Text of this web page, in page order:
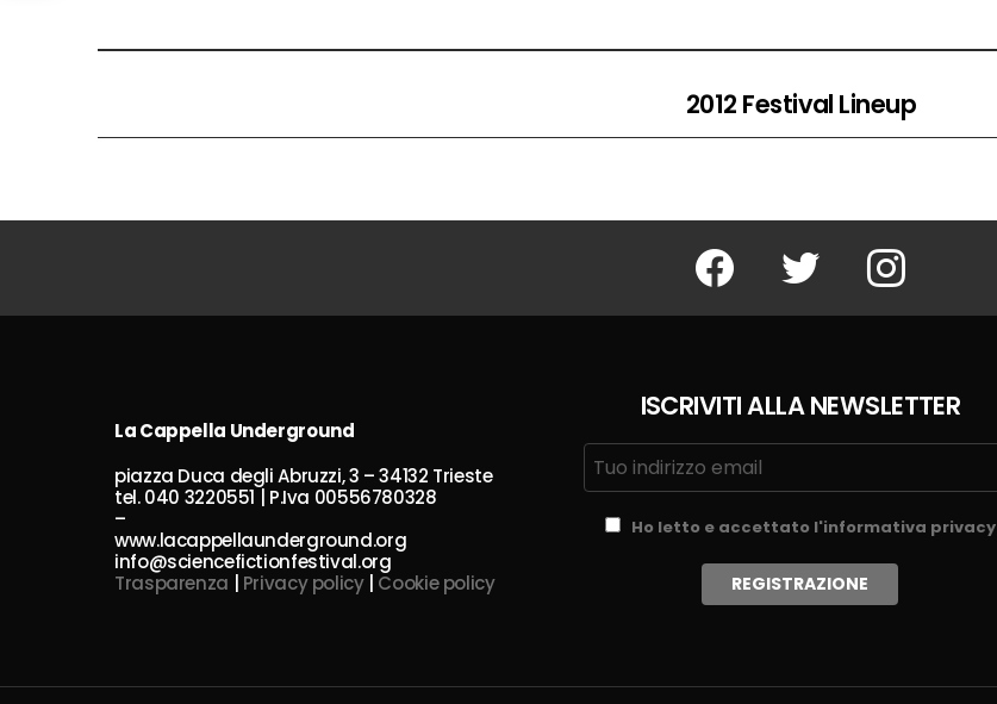
2012 Festival Lineup
Facebook Twitter Instagram
La Cappella Underground
piazza Duca degli Abruzzi, 3 – 34132 Trieste
tel. 040 3220551 | P.Iva 00556780328
–
www.lacappellaunderground.org
info@sciencefictionfestival.org
Trasparenza
Privacy policy| Cookie policy
ISCRIVITI ALLA NEWSLETTER
Ho letto e accettato l'informativa privacy